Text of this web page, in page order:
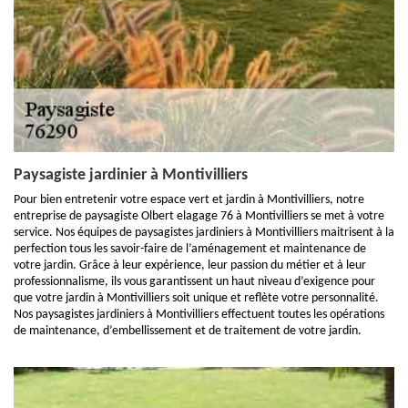
Paysagiste jardinier à Montivilliers
Pour bien entretenir votre espace vert et jardin à Montivilliers, notre
entreprise de paysagiste Olbert elagage 76 à Montivilliers se met à votre
service. Nos équipes de paysagistes jardiniers à Montivilliers maitrisent à la
perfection tous les savoir-faire de l’aménagement et maintenance de
votre jardin. Grâce à leur expérience, leur passion du métier et à leur
professionnalisme, ils vous garantissent un haut niveau d’exigence pour
que votre jardin à Montivilliers soit unique et reflète votre personnalité.
Nos paysagistes jardiniers à Montivilliers effectuent toutes les opérations
de maintenance, d’embellissement et de traitement de votre jardin.